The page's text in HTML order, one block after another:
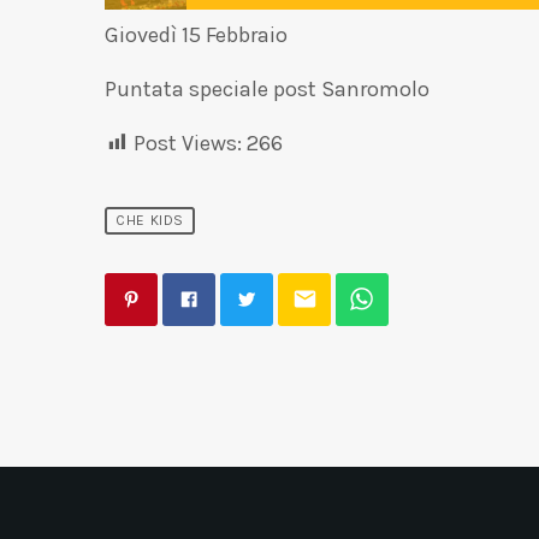
Giovedì 15 Febbraio
Puntata speciale post Sanromolo
Post Views: 266
CHE KIDS
email